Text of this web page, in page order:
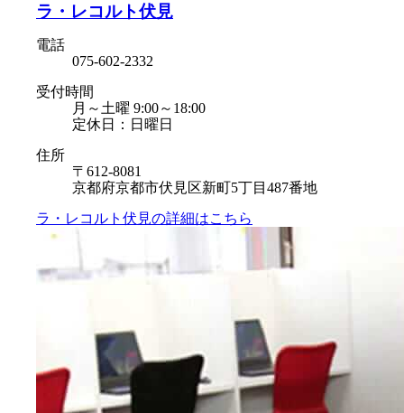
ラ・レコルト伏見
電話
075-602-2332
受付時間
月～土曜 9:00～18:00
定休日：日曜日
住所
〒612-8081
京都府京都市伏見区新町5丁目487番地
ラ・レコルト伏見の詳細はこちら